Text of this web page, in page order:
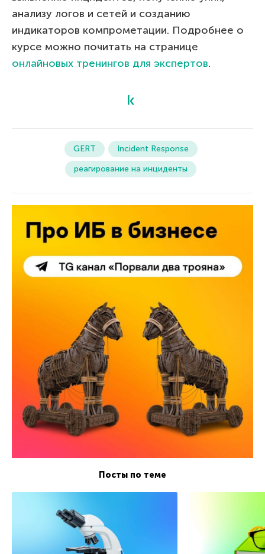
анализу логов и сетей и созданию
индикаторов компрометации. Подробнее о
курсе можно почитать на странице
онлайновых тренингов для экспертов.
GERT
Incident Response
реагирование на инциденты
Посты по теме